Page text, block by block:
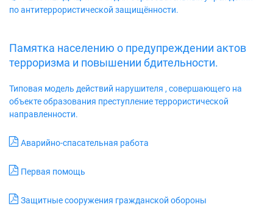
по антитеррористической защищённости.
Памятка населению о предупреждении актов
терроризма и повышении бдительности.
Типовая модель действий нарушителя , совершающего на
объекте образования преступление террористической
направленности.
Аварийно-спасательная работа
Первая помощь
Защитные сооружения гражданской обороны